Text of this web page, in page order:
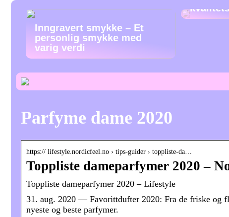
Inngravert smykke – Et
personlig smykke med
varig verdi
Parfyme dame 2020
https:// lifestyle.nordicfeel.no › tips-guider › toppliste-da…
Toppliste dameparfymer 2020 –
Toppliste dameparfymer 2020 – Lifestyle
31. aug. 2020 — Favorittdufter 2020: Fra de friske og
nyeste og beste parfymer.